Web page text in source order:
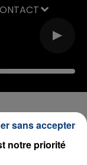
notre priorité
sans accepter